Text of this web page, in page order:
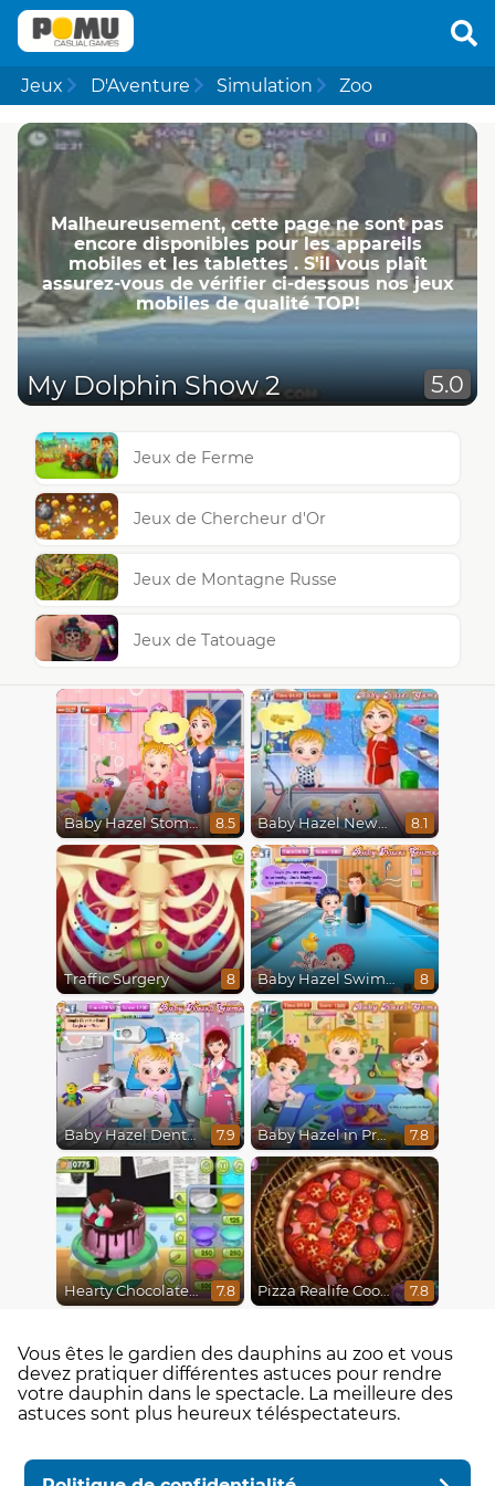
Jeux D'Aventure Simulation Zoo
Malheureusement, cette page ne ​​sont pas
encore disponibles pour les appareils
mobiles et les tablettes . S'il vous plaît
assurez-vous de vérifier ci-dessous nos jeux
mobiles de qualité TOP!
My Dolphin Show 2 5.0
Jeux de Ferme
Jeux de Chercheur d'Or
Jeux de Montagne Russe
Jeux de Tatouage
Baby Hazel Stomach Care 8.5 Baby Hazel Newborn Vaccination 8.1
Traffic Surgery 8 Baby Hazel Swimming 8
Baby Hazel Dental Care 7.9 Baby Hazel in Preschool 7.8
Hearty Chocolate Cake 7.8 Pizza Realife Cooking 7.8
Vous êtes le gardien des dauphins au zoo et vous
devez pratiquer différentes astuces pour rendre
votre dauphin dans le spectacle. La meilleure des
astuces sont plus heureux téléspectateurs.